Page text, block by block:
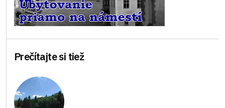
Prečítajte si tiež